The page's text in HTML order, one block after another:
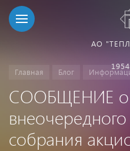
АО
Главная Блог
СООБЩЕНИЕ о
собрания